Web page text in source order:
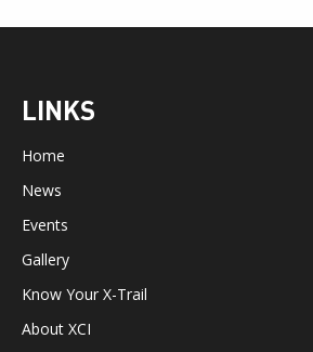
LINKS
Home
News
Events
Gallery
Know Your X-Trail
About XCI